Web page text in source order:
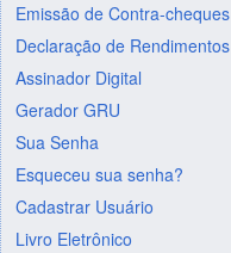
Emissão de Contra-cheques
Declaração de Rendimentos
Assinador Digital
Gerador GRU
Sua Senha
Esqueceu sua senha?
Cadastrar Usuário
Livro Eletrônico